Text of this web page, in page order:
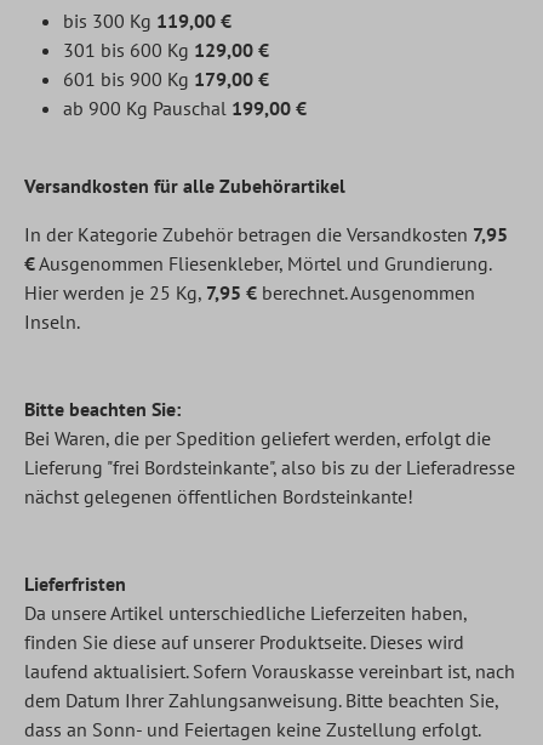
bis 300 Kg 119,00 €
301 bis 600 Kg 129,00 €
601 bis 900 Kg 179,00 €
ab 900 Kg Pauschal 199,00 €
Versandkosten für alle Zubehörartikel
In der Kategorie Zubehör betragen die Versandkosten 7,95
€Ausgenommen Fliesenkleber, Mörtel und Grundierung.
Hier werden je 25 Kg, 7,95 € berechnet. Ausgenommen
Inseln.
Bitte beachten Sie:
Bei Waren, die per Spedition geliefert werden, erfolgt die
Lieferung "frei Bordsteinkante", also bis zu der Lieferadresse
nächst gelegenen öffentlichen Bordsteinkante!
Lieferfristen
Da unsere Artikel unterschiedliche Lieferzeiten haben,
finden Sie diese auf unserer Produktseite. Dieses wird
laufend aktualisiert. Sofern Vorauskasse vereinbart ist, nach
dem Datum Ihrer Zahlungsanweisung. Bitte beachten Sie,
dass an Sonn- und Feiertagen keine Zustellung erfolgt.